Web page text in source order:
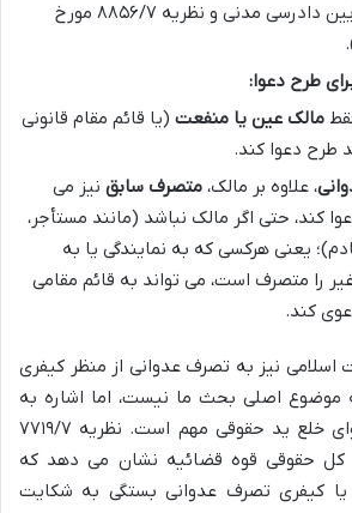
۱۷۴ قانون آیین دادرسی مدنی و نظریه ۸۸۵۶/۷ مورخ
طرح دعوا:
مالک عین یا منفعت (یا قائم مقام قانونی
طرح دعوا کند.
، علاوه بر مالک، متصرف سابق نیز می
کند، حتی اگر مالک نباشد (مانند مستأجر،
یعنی هرکسی که به نمایندگی یا به
را متصرف است، می تواند به قائم مقامی
کند.
مجازات اسلامی نیز به تصرف عدوانی از منظر کیفری
موضوع اصلی بحث ما نیست، اما اشاره به
تفاوت های آن با دعوای خلع ید حقوقی مهم است. نظریه ۷۷۱۹/۷
۱۱/۱۹ اداره کل حقوقی قوه قضائیه نشان می دهد که
یا کیفری تصرف عدوانی بستگی به شکایت